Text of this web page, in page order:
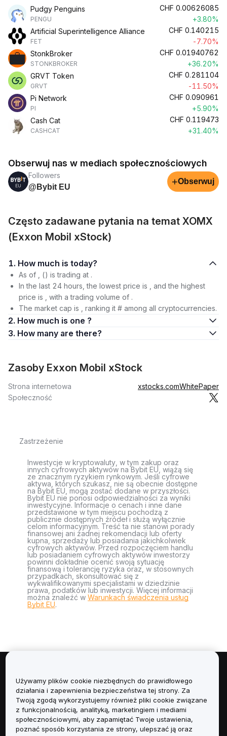
Pudgy Penguins
PENGU
CHF 0.00626085
+3.80%
Artificial Superintelligence Alliance
FET
CHF 0.140215
-7.70%
StonkBroker
STONKBROKER
CHF 0.01940762
+36.20%
GRVT Token
GRVT
CHF 0.281104
-11.50%
Pi Network
PI
CHF 0.090961
+5.90%
Cash Cat
CASHCAT
CHF 0.119473
+31.40%
Obserwuj nas w mediach społecznościowych
Followers
@Bybit EU
+Obserwuj
Często zadawane pytania na temat XOMX
(Exxon Mobil xStock)
1. How much is today?
As of , () is trading at .
In the last 24 hours, the lowest price is , and the highest
price is , with a trading volume of .
The market cap is , ranking it # among all cryptocurrencies.
2. How much is one ?
3. How many are there?
Zasoby Exxon Mobil xStock
Strona internetowa xstocks.comWhitePaper
Społeczność
Zastrzeżenie
Inwestycje w kryptowaluty, w tym zakup oraz
innych cyfrowych aktywów na Bybit EU, wiążą się
ze znacznym ryzykiem rynkowym. Jeśli cyfrowe
aktywa, których szukasz, nie są obecnie dostępne
na Bybit EU, mogą zostać dodane w przyszłości.
Bybit EU nie ponosi odpowiedzialności za wyniki
inwestycyjne. Informacje o cenach i inne dane
przedstawione w tym miejscu pochodzą z
publicznie dostępnych źródeł i służą wyłącznie
celom informacyjnym. Treść ta nie stanowi porady
finansowej ani żadnej rekomendacji lub oferty
kupna, sprzedaży lub posiadania jakichkolwiek
cyfrowych aktywów. Przed rozpoczęciem handlu
lub posiadaniem cyfrowych aktywów inwestorzy
powinni dokładnie ocenić swoją sytuację
finansową i tolerancję ryzyka oraz, w stosownych
przypadkach, skonsultować się z
wykwalifikowanymi specjalistami w dziedzinie
prawa, podatków lub inwestycji. Więcej informacji
można znaleźć w Warunkach świadczenia usług
Bybit EU.
Informacje
Usługi
Obsługa Klienta
Używamy plików cookie niezbędnych do prawidłowego
działania i zapewnienia bezpieczeństwa tej strony. Za
Twoją zgodą wykorzystujemy również pliki cookie związane
z funkcjonalnością, analityką, marketingiem i mediami
społecznościowymi, aby zapamiętać Twoje ustawienia,
poznać sposób korzystania ze strony, ulepszać ją oraz